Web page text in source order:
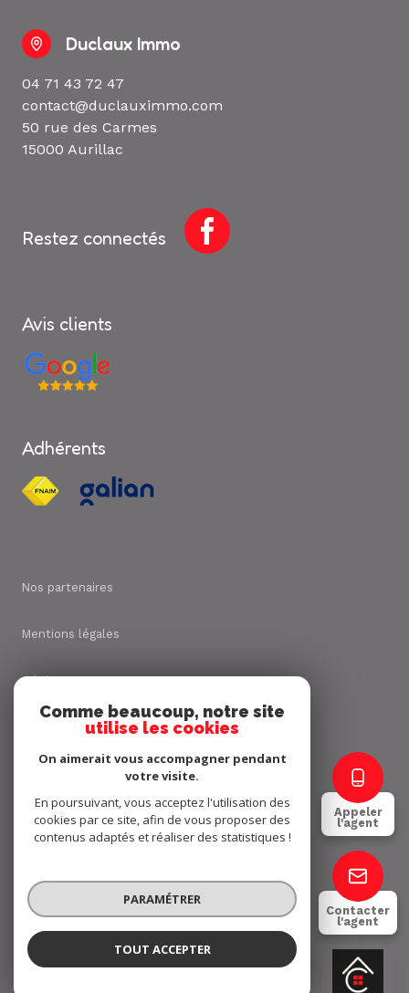
Cécile Duclaux
Appeler
l'agent
Contacter
l'agent
Duclaux Immo
04 71 43 72 47
contact@duclauximmo.com
50 rue des Carmes
15000 Aurillac
Restez connectés
Avis clients
Adhérents
Nos partenaires
Mentions légales
Admin
Nos honoraires
Cookies
© 2026 | Tous droits réservés
Réalisé par
Comme beaucoup, notre site
utilise les cookies
On aimerait vous accompagner pendant
votre visite.
En poursuivant, vous acceptez l'utilisation des
cookies par ce site, afin de vous proposer des
contenus adaptés et réaliser des statistiques !
PARAMÉTRER
TOUT ACCEPTER